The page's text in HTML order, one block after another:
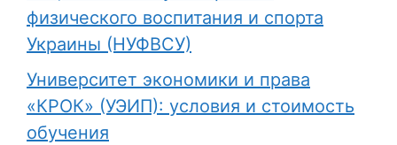
физического воспитания и спорта
Украины (НУФВСУ)
Университет экономики и права
«КРОК» (УЭИП): условия и стоимость
обучения